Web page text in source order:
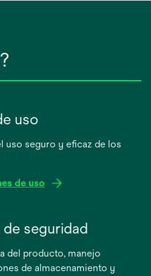
uso
uso seguro y eficaz de los
de uso
seguridad
del producto, manejo
de almacenamiento y